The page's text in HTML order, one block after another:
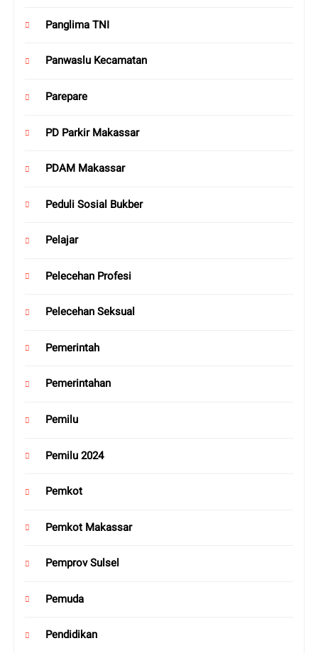
Panglima TNI
Panwaslu Kecamatan
Parepare
PD Parkir Makassar
PDAM Makassar
Peduli Sosial Bukber
Pelajar
Pelecehan Profesi
Pelecehan Seksual
Pemerintah
Pemerintahan
Pemilu
Pemilu 2024
Pemkot
Pemkot Makassar
Pemprov Sulsel
Pemuda
Pendidikan